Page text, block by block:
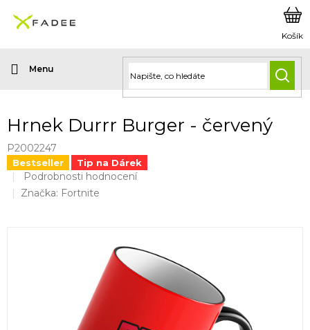
obsah
Hrnek Durrr Burger - červený
P2002247
Bestseller Tip na Dárek
Průměrné
hodnocení
Podrobnosti hodnocení
Značka: Fortnite